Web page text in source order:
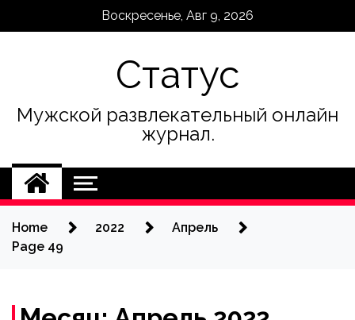
Воскресенье, Авг 9, 2026
Статус
Мужской развлекательный онлайн
журнал.
Home 2022
Апрель
Page 49